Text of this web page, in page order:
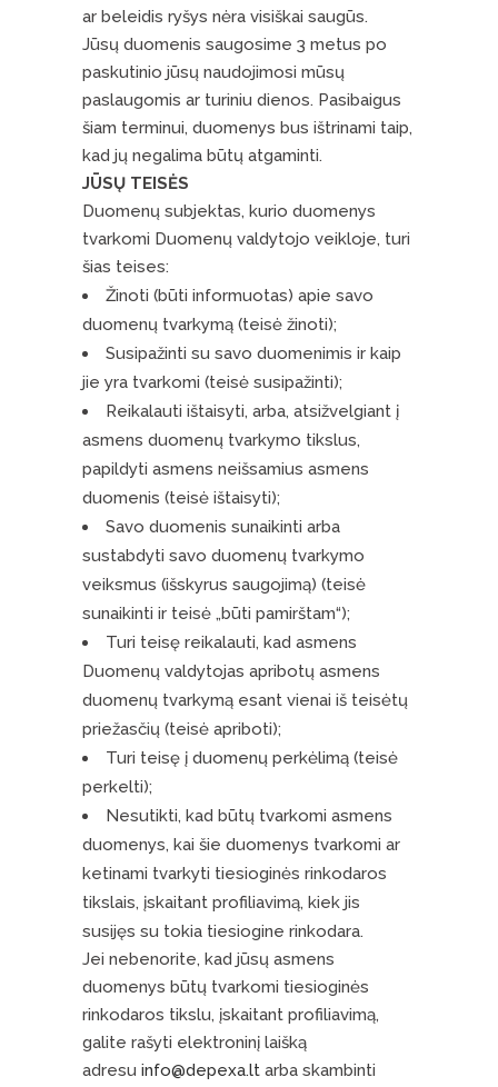
ar beleidis ryšys nėra visiškai saugūs.
Jūsų duomenis saugosime 3 metus po
paskutinio jūsų naudojimosi mūsų
paslaugomis ar turiniu dienos. Pasibaigus
šiam terminui, duomenys bus ištrinami taip,
kad jų negalima būtų atgaminti.
JŪSŲ TEISĖS
Duomenų subjektas, kurio duomenys
tvarkomi Duomenų valdytojo veikloje, turi
šias teises:
Žinoti (būti informuotas) apie savo
duomenų tvarkymą (teisė žinoti);
Susipažinti su savo duomenimis ir kaip
jie yra tvarkomi (teisė susipažinti);
Reikalauti ištaisyti, arba, atsižvelgiant į
asmens duomenų tvarkymo tikslus,
papildyti asmens neišsamius asmens
duomenis (teisė ištaisyti);
Savo duomenis sunaikinti arba
sustabdyti savo duomenų tvarkymo
veiksmus (išskyrus saugojimą) (teisė
sunaikinti ir teisė „būti pamirštam“);
Turi teisę reikalauti, kad asmens
Duomenų valdytojas apribotų asmens
duomenų tvarkymą esant vienai iš teisėtų
priežasčių (teisė apriboti);
Turi teisę į duomenų perkėlimą (teisė
perkelti);
Nesutikti, kad būtų tvarkomi asmens
duomenys, kai šie duomenys tvarkomi ar
ketinami tvarkyti tiesioginės rinkodaros
tikslais, įskaitant profiliavimą, kiek jis
susijęs su tokia tiesiogine rinkodara.
Jei nebenorite, kad jūsų asmens
duomenys būtų tvarkomi tiesioginės
rinkodaros tikslu, įskaitant profiliavimą,
galite rašyti elektroninį laišką
adresu info@depexa.lt arba skambinti